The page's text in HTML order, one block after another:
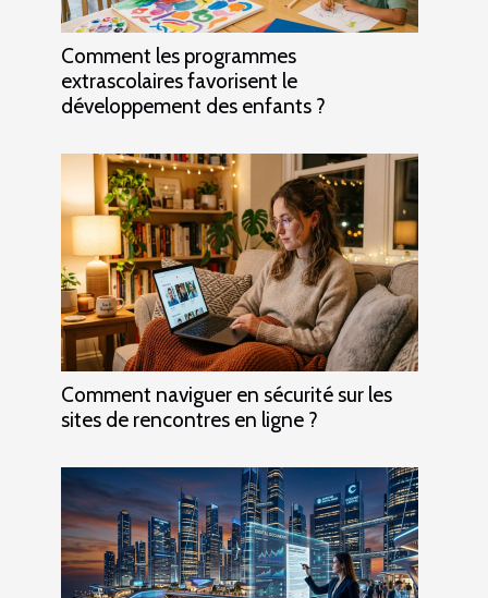
Comment les programmes
extrascolaires favorisent le
développement des enfants ?
Comment naviguer en sécurité sur les
sites de rencontres en ligne ?